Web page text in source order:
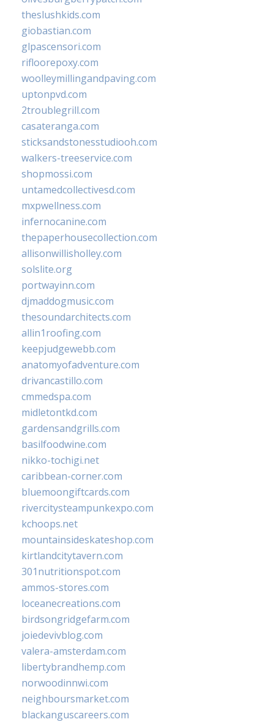
theslushkids.com
giobastian.com
glpascensori.com
rifloorepoxy.com
woolleymillingandpaving.com
uptonpvd.com
2troublegrill.com
casateranga.com
sticksandstonesstudiooh.com
walkers-treeservice.com
shopmossi.com
untamedcollectivesd.com
mxpwellness.com
infernocanine.com
thepaperhousecollection.com
allisonwillisholley.com
solslite.org
portwayinn.com
djmaddogmusic.com
thesoundarchitects.com
allin1roofing.com
keepjudgewebb.com
anatomyofadventure.com
drivancastillo.com
cmmedspa.com
midletontkd.com
gardensandgrills.com
basilfoodwine.com
nikko-tochigi.net
caribbean-corner.com
bluemoongiftcards.com
rivercitysteampunkexpo.com
kchoops.net
mountainsideskateshop.com
kirtlandcitytavern.com
301nutritionspot.com
ammos-stores.com
loceanecreations.com
birdsongridgefarm.com
joiedevivblog.com
valera-amsterdam.com
libertybrandhemp.com
norwoodinnwi.com
neighboursmarket.com
blackanguscareers.com